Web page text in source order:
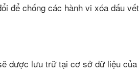
để chống các hành vi xóa dấu
được lưu trữ tại cơ sở dữ liệu